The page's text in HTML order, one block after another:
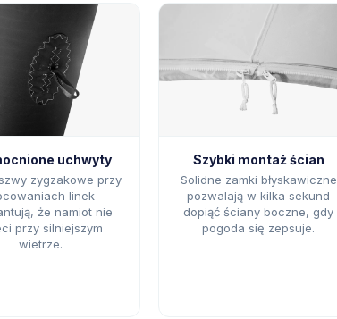
uchwyty
zygzakowe przy
linek
że namiot nie
przy silniejszym
wietrze.
Szybki montaż ścian
Solidne zamki błyskawiczne
pozwalają w kilka sekund
dopiąć ściany boczne, gdy
pogoda się zepsuje.